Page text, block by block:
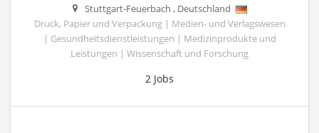
Stuttgart-Feuerbach , Deutschland
Druck, Papier und Verpackung | Medien- und Verlagswesen
| Gesundheitsdienstleistungen | Medizinprodukte und
Leistungen | Wissenschaft und Forschung
2 Jobs